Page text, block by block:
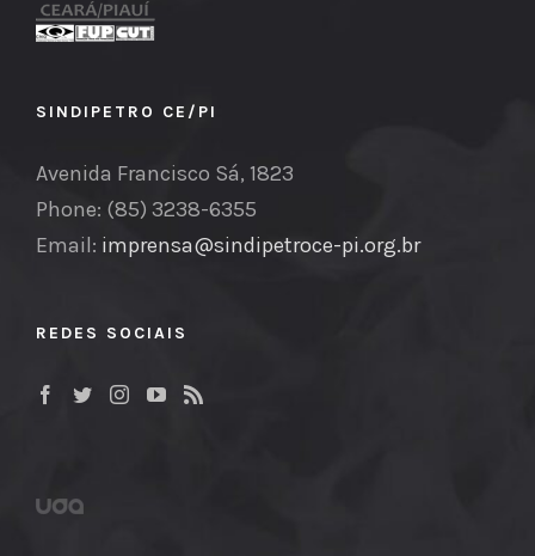
SINDIPETRO CE/PI
Avenida Francisco Sá, 1823
Phone: (85) 3238-6355
Email: imprensa@sindipetroce-pi.org.br
REDES SOCIAIS